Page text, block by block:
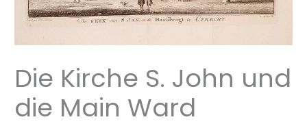
Die Kirche S. John und
die Main Ward